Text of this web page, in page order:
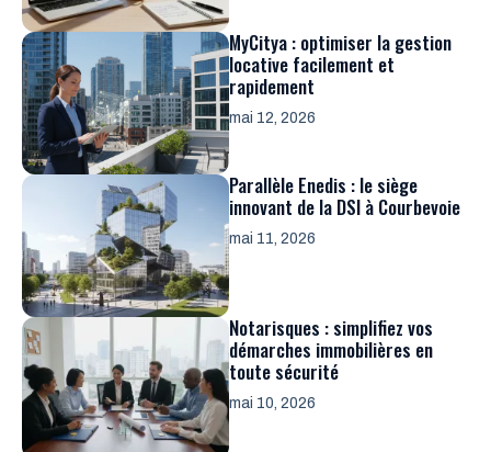
MyCitya : optimiser la gestion
locative facilement et
rapidement
mai 12, 2026
Parallèle Enedis : le siège
innovant de la DSI à Courbevoie
mai 11, 2026
Notarisques : simplifiez vos
démarches immobilières en
toute sécurité
mai 10, 2026